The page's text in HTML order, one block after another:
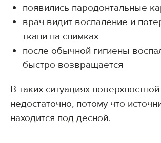
появились пародонтальные
врач видит воспаление и
ткани на снимках
после обычной гигиены
быстро возвращается
В таких ситуациях
недостаточно, потому что
находится под десной.